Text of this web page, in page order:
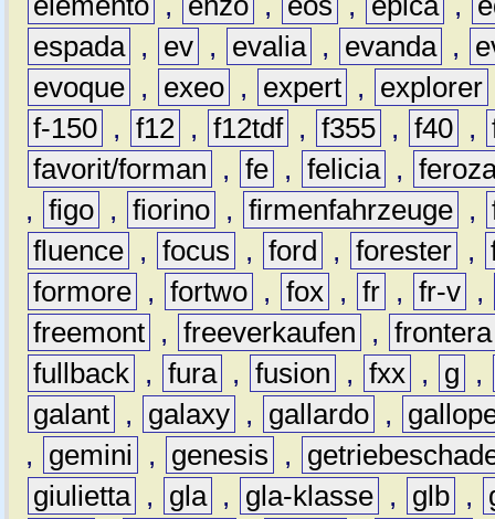
espada , ev , evalia , evanda ,
evoque , exeo , expert , explorer
f-150 , f12 , f12tdf , f355 , f40 ,
favorit/forman
, fe , felicia ,
, figo , fiorino , firmenfahrzeuge ,
fluence , focus , ford , forester ,
formore , fortwo , fox , fr , fr-v ,
freemont , freeverkaufen , frontera
fullback , fura , fusion , fxx , g
,
galant , galaxy , gallardo ,
,
gemini , genesis ,
giulietta , gla , gla-klasse , glb ,